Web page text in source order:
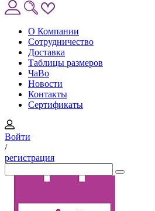
О Компании
Сотрудничество
Доставка
Таблицы размеров
ЧаВо
Новости
Контакты
Сертификаты
Войти
/
регистрация